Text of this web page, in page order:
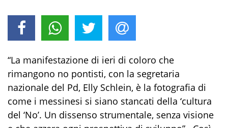
“La manifestazione di ieri di coloro che
rimangono no pontisti, con la segretaria
nazionale del Pd, Elly Schlein, è la fotografia di
come i messinesi si siano stancati della ‘cultura
del ‘No’. Un dissenso strumentale, senza visione